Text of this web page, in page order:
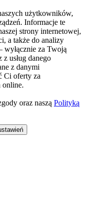
użytkowników,
Informacje te
strony internetowej,
a także do analizy
za Twoją
usług danego
z danymi
Ci oferty za
online.
oraz naszą Polityką